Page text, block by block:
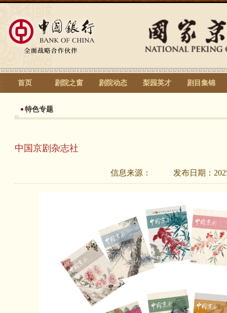
首页 剧院之窗 剧院动态 梨园英才 剧目集锦
特色专题
中国京剧杂志社
信息来源： 发布日期：